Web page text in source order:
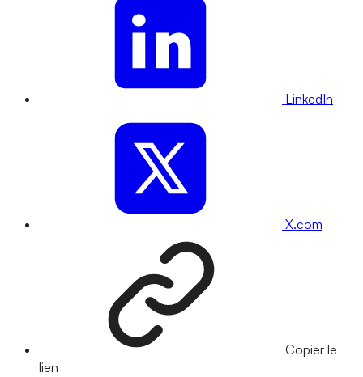
LinkedIn
X.com
Copier le
lien